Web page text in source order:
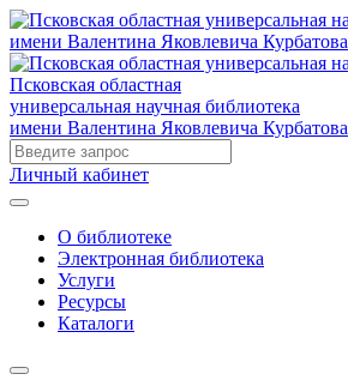
Псковская областная
универсальная научная библиотека
имени Валентина Яковлевича Курбатова
Личный кабинет
О библиотеке
Электронная библиотека
Услуги
Ресурсы
Каталоги